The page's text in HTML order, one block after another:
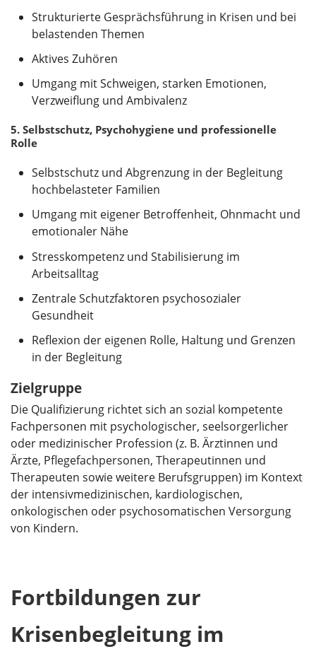
Strukturierte Gesprächsführung in Krisen und bei
belastenden Themen
Aktives Zuhören
Umgang mit Schweigen, starken Emotionen,
Verzweiflung und Ambivalenz
5. Selbstschutz, Psychohygiene und professionelle
Rolle
Selbstschutz und Abgrenzung in der Begleitung
hochbelasteter Familien
Umgang mit eigener Betroffenheit, Ohnmacht und
emotionaler Nähe
Stresskompetenz und Stabilisierung im
Arbeitsalltag
Zentrale Schutzfaktoren psychosozialer
Gesundheit
Reflexion der eigenen Rolle, Haltung und Grenzen
in der Begleitung
Zielgruppe
Die Qualifizierung richtet sich an sozial kompetente
Fachpersonen mit psychologischer, seelsorgerlicher
oder medizinischer Profession (z. B. Ärztinnen und
Ärzte, Pflegefachpersonen, Therapeutinnen und
Therapeuten sowie weitere Berufsgruppen) im Kontext
der intensivmedizinischen, kardiologischen,
onkologischen oder psychosomatischen Versorgung
von Kindern.
Fortbildungen zur
Krisenbegleitung im